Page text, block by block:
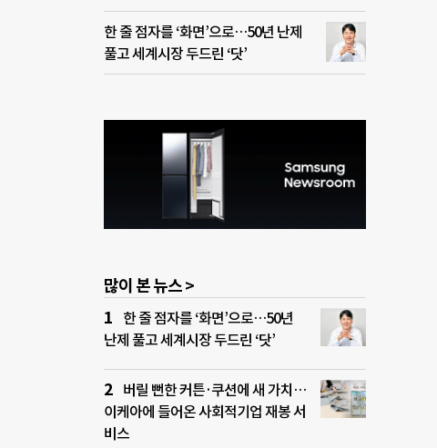
한 줄 점자를 ‘화면’으로…50년 난제
풀고 세계시장 두드린 ‘닷’
많이 본 뉴스 >
한 줄 점자를 ‘화면’으로…50년
난제 풀고 세계시장 두드린 ‘닷’
버릴 뻔한 커튼·쿠션에 새 가치…
이케아에 들어온 사회적기업 재봉 서
비스